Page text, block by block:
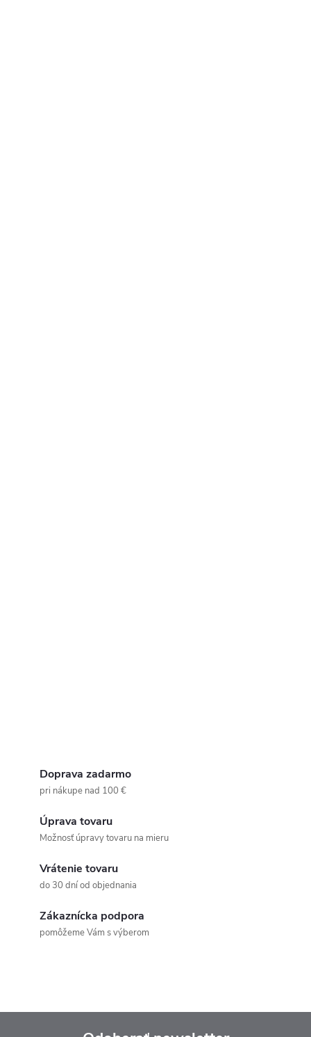
Doprava zadarmo
pri nákupe nad 100 €
Úprava tovaru
Možnosť úpravy tovaru na mieru
Vrátenie tovaru
do 30 dní od objednania
Zákaznícka podpora
pomôžeme Vám s výberom